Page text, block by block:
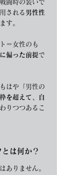
闘時の装いで
される 男性性
す。
＝女性のも
偏った前提で
はや「男性の
を超えて、自
りつつあるこ
は何か？
ありません。